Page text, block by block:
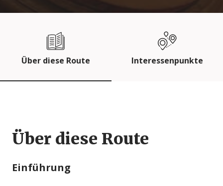
Über diese Route Interessenpunkte
Über diese Route
Einführung